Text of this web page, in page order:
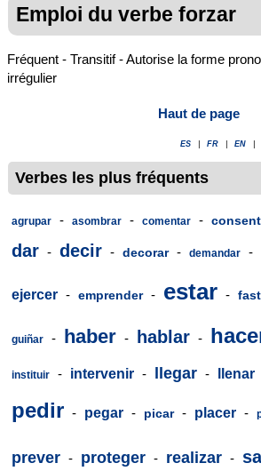
Emploi du verbe forzar
Fréquent - Transitif - Autorise la forme
irrégulier
Haut de page
ES FR EN
Verbes les plus fréquents
agrupar - asombrar - comentar -
dar - decir - decorar - demandar -
ejercer - emprender - estar -
guiñar - haber - hablar -
instituir - intervenir - llegar - llenar
pedir - pegar - picar - placer -
prever - proteger - realizar -